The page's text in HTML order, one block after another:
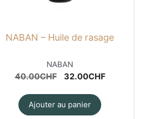
NABAN – Huile de rasage
NABAN
40.00CHF
Le
initial
32.00CHFLe
Ajouter au panier